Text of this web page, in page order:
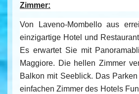
Zimmer:
Von Laveno-Mombello aus
einzigartige Hotel und
Es erwartet Sie mit
Maggiore. Die hellen Zimmer
Balkon mit Seeblick. Das
einfachen Zimmer des Hotels